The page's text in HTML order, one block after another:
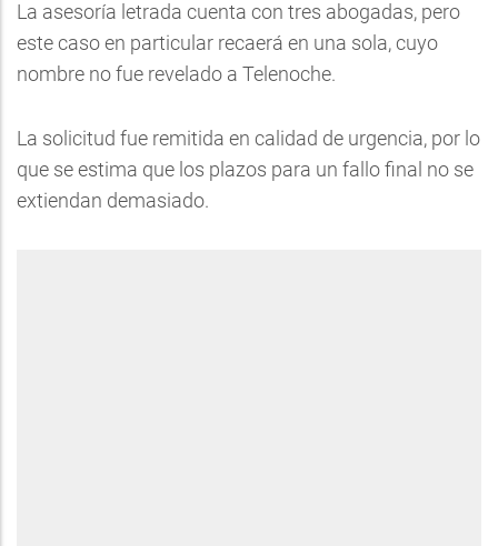
La asesoría letrada cuenta con tres abogadas, pero
este caso en particular recaerá en una sola, cuyo
nombre no fue revelado a Telenoche.
La solicitud fue remitida en calidad de urgencia, por lo
que se estima que los plazos para un fallo final no se
extiendan demasiado.